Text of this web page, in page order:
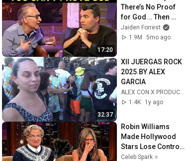
17:20
There’s No Proof
for God... Then
THIS Happens
Jaiden Forrest
1.9M
5mo ago
32:37
XII JUERGAS ROCK
2025.BY ALEX
GARCIA
ALEX CON X PRODUCCIONES AUDIOVISUALEX
1.4K
1y ago
Robin Williams
Made Hollywood
Stars Lose Control
and Go Off-Script
Celeb Spark ⭐